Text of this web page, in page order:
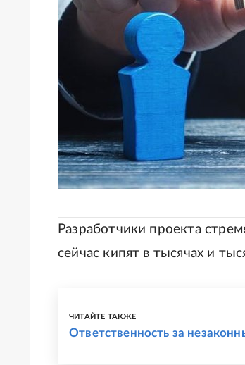
Разработчики проекта
сейчас кипят в тысячах и
ЧИТАЙТЕ ТАКЖЕ
Ответственность за